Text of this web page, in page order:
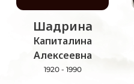
Шадрина
Капиталина
Алексеевна
1920 - 1990